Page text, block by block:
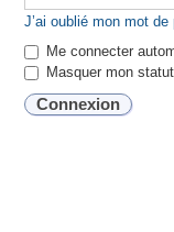
J’ai oublié mon mot de
Me connecter
Masquer mon